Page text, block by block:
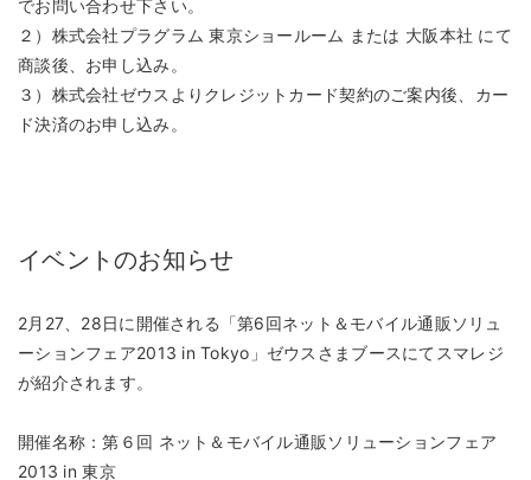
でお問い合わせ下さい。
２）株式会社プラグラム 東京ショールーム または 大阪本社 にて
商談後、お申し込み。
３）株式会社ゼウスよりクレジットカード契約のご案内後、カー
ド決済のお申し込み。
イベントのお知らせ
2月27、28日に開催される「第6回ネット＆モバイル通販ソリュ
ーションフェア2013 in Tokyo」ゼウスさまブースにてスマレジ
が紹介されます。
開催名称：第６回 ネット＆モバイル通販ソリューションフェア
2013 in 東京